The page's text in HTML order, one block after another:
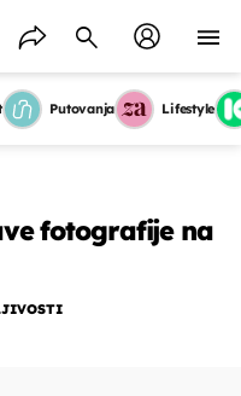
Putovanja Lifestyle
fotografije na